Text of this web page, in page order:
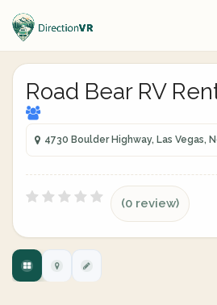
Road Bear RV
4730 Boulder Highway, Las Vegas,
(0 review)